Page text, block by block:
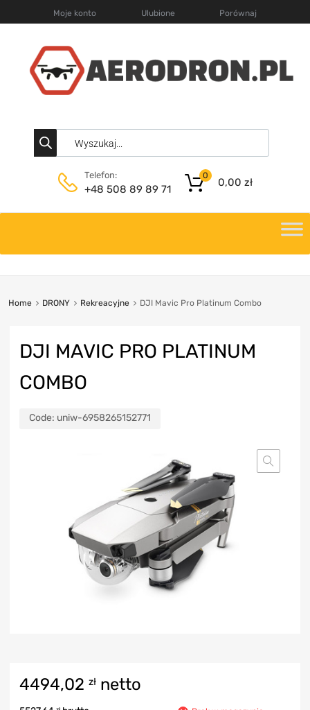
Moje konto Ulubione Porównaj
Telefon:
+48 508 89 89 71
0,00 zł
0
Home DRONY Rekreacyjne DJI Mavic Pro Platinum Combo
DJI MAVIC PRO PLATINUM
COMBO
Code: uniw-6958265152771
4494,02 zł netto